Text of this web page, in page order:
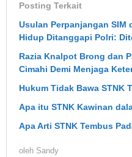
Posting Terkait
Usulan Perpanjangan SIM
Hidup Ditanggapi Polri:
Razia Knalpot Brong dan
Cimahi Demi Menjaga
Hukum Tidak Bawa STNK
Apa itu STNK Kawinan
Apa Arti STNK Tembus
oleh Sandy